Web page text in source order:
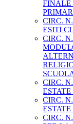
FINALE
CIRC.
ESITI
CIRC.
CIRC.
CIRC.
CIRC.